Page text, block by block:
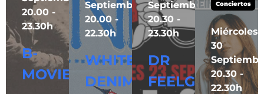
20.00 -
23.30h
B-
MOVIE
Septiembre
20.00 -
22.30h
WHITE
DENIM
Septiembre
20.30 -
23.30h
DR
FEELGOOD
Info
Info
Conciertos
Miércoles
30
20.30 -
22.30h